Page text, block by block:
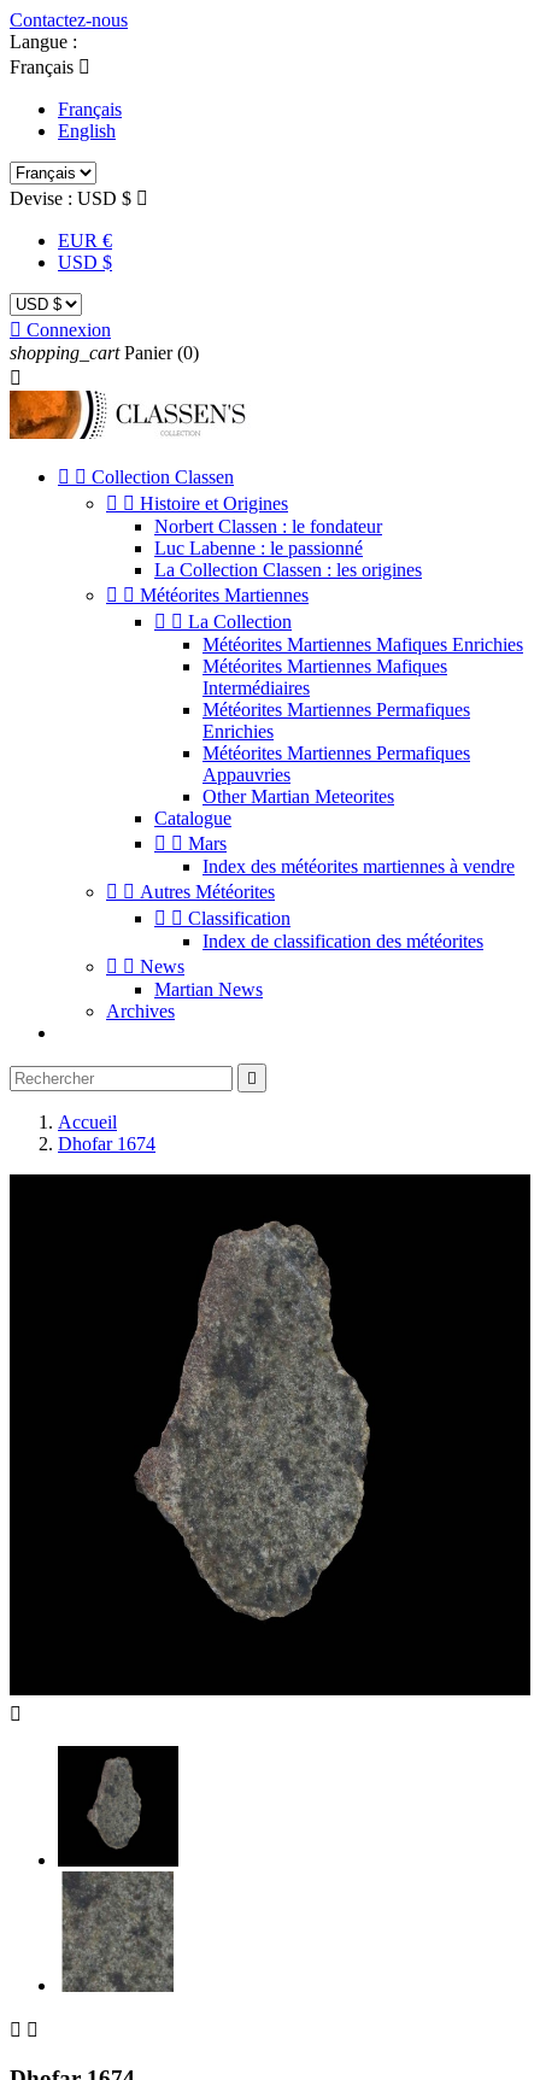
Contactez-nous
Langue :
Français 
Français
English
Devise : USD $ 
EUR €
USD $
 Connexion
shopping_cart Panier (0)

  Collection Classen
  Histoire et Origines
Norbert Classen : le fondateur
Luc Labenne : le passionné
La Collection Classen : les origines
  Météorites Martiennes
  La Collection
Météorites Martiennes Mafiques Enrichies
Météorites Martiennes Mafiques
Intermédiaires
Météorites Martiennes Permafiques
Enrichies
Météorites Martiennes Permafiques
Appauvries
Other Martian Meteorites
Catalogue
  Mars
Index des météorites martiennes à vendre
  Autres Météorites
  Classification
Index de classification des météorites
  News
Martian News
Archives

Accueil
Dhofar 1674

 